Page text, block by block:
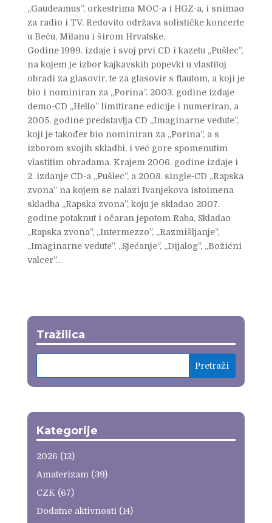
„Gaudeamus”, orkestrima MOC-a i HGZ-a, i snimao
za radio i TV. Redovito održava solističke koncerte
u Beču, Milanu i širom Hrvatske.
Godine 1999. izdaje i svoj prvi CD i kazetu „Pušlec”,
na kojem je izbor kajkavskih popevki u vlastitoj
obradi za glasovir, te za glasovir s flautom, a koji je
bio i nominiran za „Porina”. 2003. godine izdaje
demo-CD „Hello” limitirane edicije i numeriran, a
2005. godine predstavlja CD „Imaginarne vedute”,
koji je također bio nominiran za „Porina”, a s
izborom svojih skladbi, i već gore spomenutim
vlastitim obradama. Krajem 2006. godine izdaje i
2. izdanje CD-a „Pušlec”, a 2008. single-CD „Rapska
zvona” na kojem se nalazi Ivanjekova istoimena
skladba „Rapska zvona”, koju je skladao 2007.
godine potaknut i očaran jepotom Raba. Skladao
„Rapska zvona”, „Intermezzo”, „Razmišljanje”,
„Imaginarne vedute”, „Sjećanje”, „Dijalog”, „Božićni
valcer”…
Tražilica
Kategorije
2026 (12)
Amaterizam (39)
CZK (67)
Dodatne aktivnosti (14)